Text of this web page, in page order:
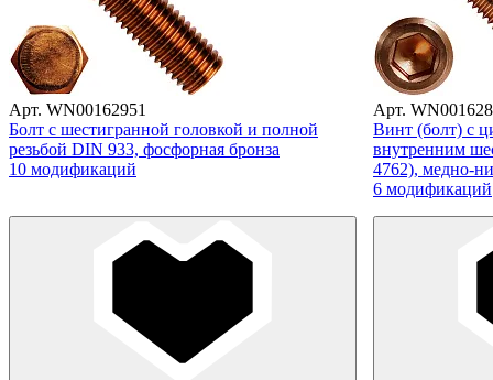
Арт. WN00162951
Болт с шестигранной головкой и полной
резьбой DIN 933, фосфорная бронза
10 модификаций
Арт.
Винт (болт) с
внутренним
4762), медно-
6 модификаций